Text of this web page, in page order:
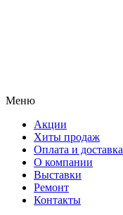
Меню
Акции
Хиты продаж
Оплата и доставка
О компании
Выставки
Ремонт
Контакты